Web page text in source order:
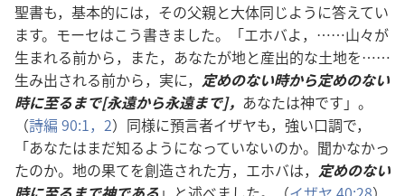
聖書​も，基本​的​に​は，その​父親​と​大体​同じ​よう​に​答え​て​い​
ます。モーセ​は​こう​書き​まし​た。「エホバ​よ，……山々​が​
生ま​れる​前​から，また，あなた​が​地​と​産出​的​な​土地​を……
生み出さ​れる​前​から，実​に， 定め​の​ない​時​から​定め​の​ない​
時​に​至る​まで[永遠​から​永遠​まで]， あなた​は​神​です」。
（詩編 90:1，2）同様​に​預言​者​イザヤ​も，強い​口調​で，
「あなた​は​まだ​知る​よう​に​なっ​て​い​ない​の​か。聞か​なかっ​
た​の​か。地​の​果て​を​創造​さ​れ​た​方，エホバ​は， 定め​の​ない​